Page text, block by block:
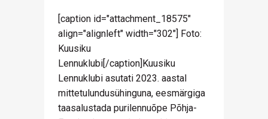
[caption id="attachment_18575"
align="alignleft" width="302"] Foto:
Kuusiku
Lennuklubi[/caption]Kuusiku
Lennuklubi asutati 2023. aastal
mittetulundusühinguna, eesmärgiga
taasalustada purilennuõpe Põhja-